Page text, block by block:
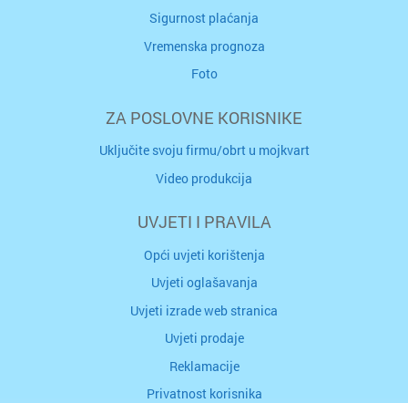
Sigurnost plaćanja
Vremenska prognoza
Foto
ZA POSLOVNE KORISNIKE
Uključite svoju firmu/obrt u mojkvart
Video produkcija
UVJETI I PRAVILA
Opći uvjeti korištenja
Uvjeti oglašavanja
Uvjeti izrade web stranica
Uvjeti prodaje
Reklamacije
Privatnost korisnika